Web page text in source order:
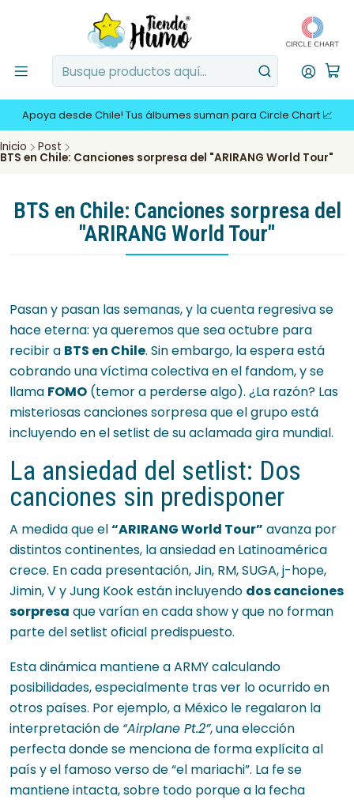
Apoya desde Chile! Tus álbumes suman para Circle Chart 📈
Inicio Post
BTS en Chile: Canciones sorpresa del "ARIRANG World Tour"
BTS en Chile: Canciones sorpresa del
"ARIRANG World Tour"
Pasan y pasan las semanas, y la cuenta regresiva se
hace eterna: ya queremos que sea octubre para
recibir a BTS en Chile. Sin embargo, la espera está
cobrando una víctima colectiva en el fandom, y se
llama FOMO (temor a perderse algo). ¿La razón? Las
misteriosas canciones sorpresa que el grupo está
incluyendo en el setlist de su aclamada gira mundial.
La ansiedad del setlist: Dos
canciones sin predisponer
A medida que el“ARIRANG World Tour” avanza por
distintos continentes, la ansiedad en Latinoamérica
crece. En cada presentación, Jin, RM, SUGA, j-hope,
Jimin, V y Jung Kook están incluyendo dos canciones
sorpresa que varían en cada show y que no forman
parte del setlist oficial predispuesto.
Esta dinámica mantiene a ARMY calculando
posibilidades, especialmente tras ver lo ocurrido en
otros países. Por ejemplo, a México le regalaron la
interpretación de “Airplane Pt.2”, una elección
perfecta donde se menciona de forma explícita al
país y el famoso verso de “el mariachi”. La fe se
mantiene intacta, sobre todo porque a la fecha